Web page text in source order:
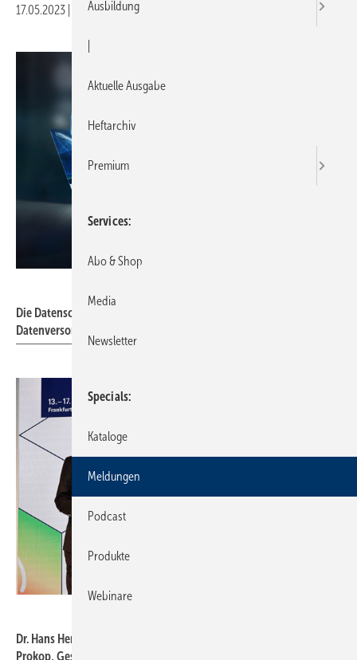
17.05.2023 Druckvorschau
Die Datenschnittstelle „Open Masterdata“ steht für die Echtzeit-
Datenversorgung des Handwerks mit Produktstammdaten.
Dr. Hans Henning, Hauptgeschäftsführer DG Haustechnik, Dr. Ines
Prokop, Geschäftsführerin Bundesverband Bausoftware, Helmut
Ausbildung
Aktuelle Ausgabe
Heftarchiv
Premium
Services
Abo & Shop
Media
Newsletter
Specials
Kataloge
Meldungen
Podcast
Produkte
Webinare